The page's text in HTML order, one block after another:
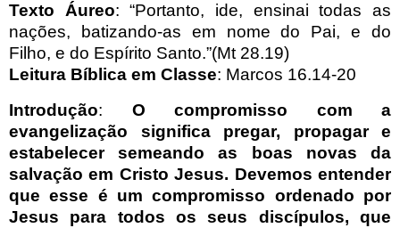
Texto Áureo: “Portanto, ide, ensinai todas as
nações, batizando-as em nome do Pai, e do
Filho, e do Espírito Santo.”(Mt 28.19)
Leitura Bíblica em Classe: Marcos 16.14-20
Introdução: O compromisso com a
evangelização significa pregar, propagar e
estabelecer semeando as boas novas da
salvação em Cristo Jesus. Devemos entender
que esse é um compromisso ordenado por
Jesus para todos os seus discípulos, que